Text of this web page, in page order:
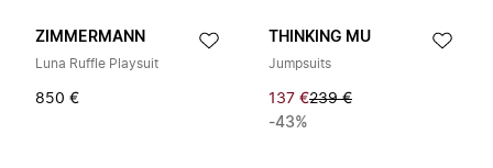
ZIMMERMANN
Luna Ruffle Playsuit
850 €
THINKING MU
Jumpsuits
137 €239 €
-43%